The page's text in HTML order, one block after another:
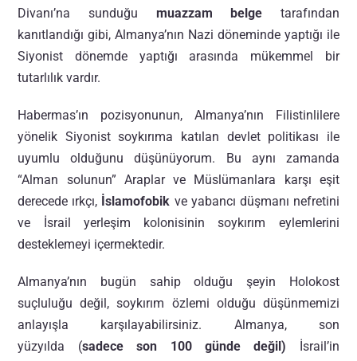
Divanı’na sunduğu muazzam belge tarafından
kanıtlandığı gibi, Almanya’nın Nazi döneminde yaptığı ile
Siyonist dönemde yaptığı arasında mükemmel bir
tutarlılık vardır.
Habermas’ın pozisyonunun, Almanya’nın Filistinlilere
yönelik Siyonist soykırıma katılan devlet politikası ile
uyumlu olduğunu düşünüyorum. Bu aynı zamanda
“Alman solunun” Araplar ve Müslümanlara karşı eşit
derecede ırkçı, İslamofobik ve yabancı düşmanı nefretini
ve İsrail yerleşim kolonisinin soykırım eylemlerini
desteklemeyi içermektedir.
Almanya’nın bugün sahip olduğu şeyin Holokost
suçluluğu değil, soykırım özlemi olduğu düşünmemizi
anlayışla karşılayabilirsiniz. Almanya, son
yüzyılda (sadece son 100 günde değil) İsrail’in